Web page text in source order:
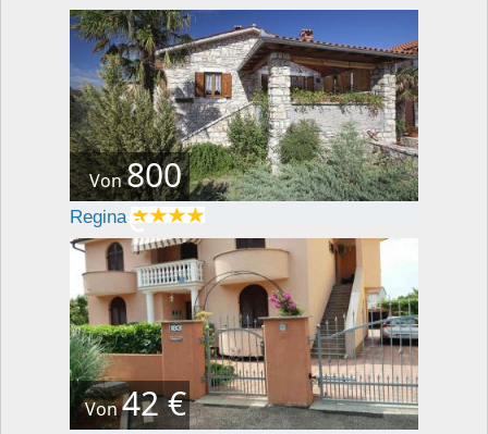
Von800
€
Regina
Von42 €